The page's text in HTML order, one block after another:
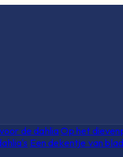
de dahliaOp het
Een dekentje van